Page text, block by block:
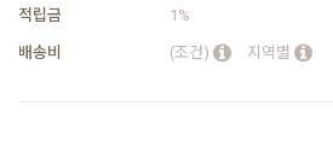
적립금
1%
배송비
(조건) 지역별